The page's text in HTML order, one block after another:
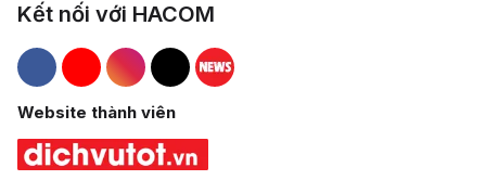
Kết nối với HACOM
Hacom Facebook
Hacom YouTube
Hacom Instagram
Hacom TikTok
Website thành viên